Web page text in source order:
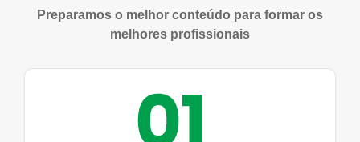
Preparamos o melhor conteúdo para formar os
melhores profissionais